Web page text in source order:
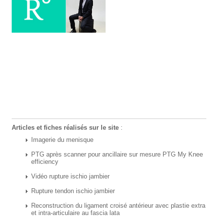
Articles et fiches réalisés sur le site :
Imagerie du menisque
PTG après scanner pour ancillaire sur mesure PTG My Knee
efficiency
Vidéo rupture ischio jambier
Rupture tendon ischio jambier
Reconstruction du ligament croisé antérieur avec plastie extra
et intra-articulaire au fascia lata